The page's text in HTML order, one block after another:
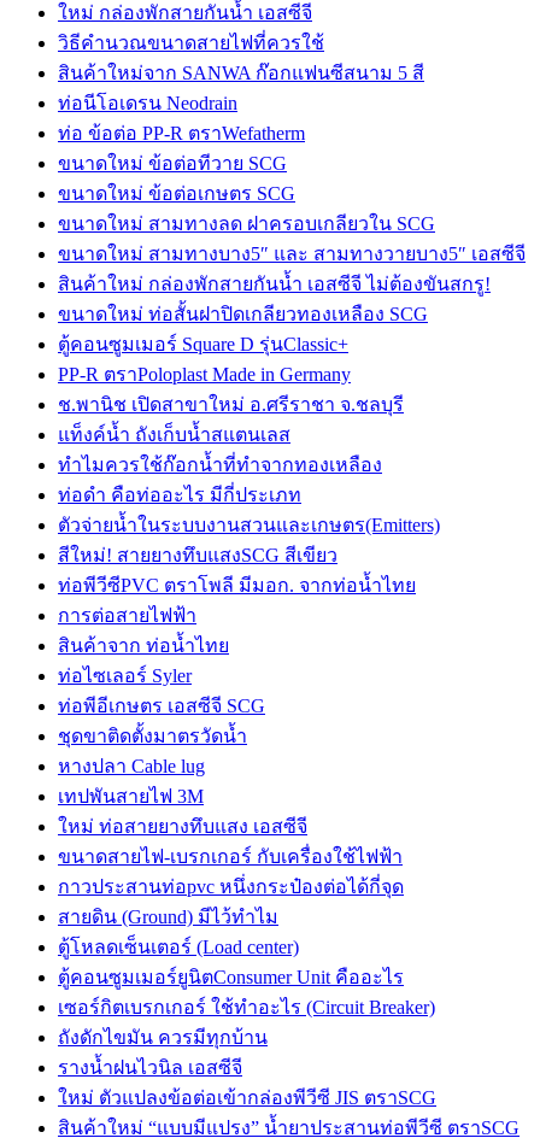
ใหม่ กล่องพักสายกันน้ำ เอสซีจี
วิธีคำนวณขนาดสายไฟที่ควรใช้
สินค้าใหม่จาก SANWA ก๊อกแฟนซีสนาม 5 สี
ท่อนีโอเดรน Neodrain
ท่อ ข้อต่อ PP-R ตราWefatherm
ขนาดใหม่ ข้อต่อทีวาย SCG
ขนาดใหม่ ข้อต่อเกษตร SCG
ขนาดใหม่ สามทางลด ฝาครอบเกลียวใน SCG
ขนาดใหม่ สามทางบาง5″ และ สามทางวายบาง5″ เอสซีจี
สินค้าใหม่ กล่องพักสายกันน้ำ เอสซีจี ไม่ต้องขันสกรู!
ขนาดใหม่ ท่อสั้นฝาปิดเกลียวทองเหลือง SCG
ตู้คอนซูมเมอร์ Square D รุ่นClassic+
PP-R ตราPoloplast Made in Germany
ช.พานิช เปิดสาขาใหม่ อ.ศรีราชา จ.ชลบุรี
แท็งค์น้ำ ถังเก็บน้ำสแตนเลส
ทำไมควรใช้ก๊อกน้ำที่ทำจากทองเหลือง
ท่อดำ คือท่ออะไร มีกี่ประเภท
ตัวจ่ายน้ำในระบบงานสวนและเกษตร(Emitters)
สีใหม่! สายยางทึบแสงSCG สีเขียว
ท่อพีวีซีPVC ตราโพลี มีมอก. จากท่อน้ำไทย
การต่อสายไฟฟ้า
สินค้าจาก ท่อน้ำไทย
ท่อไซเลอร์ Syler
ท่อพีอีเกษตร เอสซีจี SCG
ชุดขาติดตั้งมาตรวัดน้ำ
หางปลา Cable lug
เทปพันสายไฟ 3M
ใหม่ ท่อสายยางทึบแสง เอสซีจี
ขนาดสายไฟ-เบรกเกอร์ กับเครื่องใช้ไฟฟ้า
กาวประสานท่อpvc หนึ่งกระป๋องต่อได้กี่จุด
สายดิน (Ground) มีไว้ทำไม
ตู้โหลดเซ็นเตอร์ (Load center)
ตู้คอนซูมเมอร์ยูนิตConsumer Unit คืออะไร
เซอร์กิตเบรกเกอร์ ใช้ทำอะไร (Circuit Breaker)
ถังดักไขมัน ควรมีทุกบ้าน
รางน้ำฝนไวนิล เอสซีจี
ใหม่ ตัวแปลงข้อต่อเข้ากล่องพีวีซี JIS ตราSCG
สินค้าใหม่ “แบบมีแปรง” น้ำยาประสานท่อพีวีซี ตราSCG